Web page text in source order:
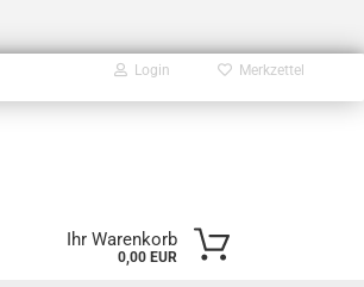
Login Merkzettel
Ihr Warenkorb
0,00 EUR